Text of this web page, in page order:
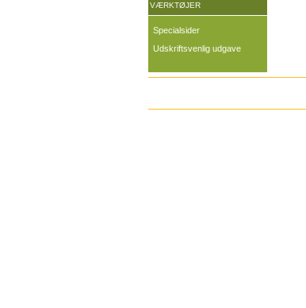
VÆRKTØJER
Specialsider
Udskriftsvenlig udgave